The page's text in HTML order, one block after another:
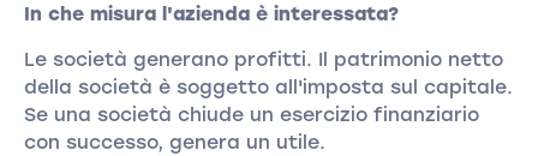
In che misura l'azienda è interessata?
Le società generano profitti. Il patrimonio netto
della società è soggetto all'imposta sul capitale.
Se una società chiude un esercizio finanziario
con successo, genera un utile.